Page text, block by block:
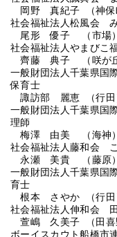
岡野 真紀子 （神保
社会福祉法人松風会
尾形 優子 （市場）
社会福祉法人やまびこ
齊藤 典子 （咲が丘
一般財団法人千葉県国
保育士
諏訪部 麗恵 （行田
一般財団法人千葉県国
理師
梅澤 由美 （海神）
社会福祉法人藤和会
永瀬 美貴 （藤原）
一般財団法人千葉県国
育士
根本 さやか （行田
社会福祉法人伸和会
萱嶋 久美子 （田喜
ボーイスカウト船橋